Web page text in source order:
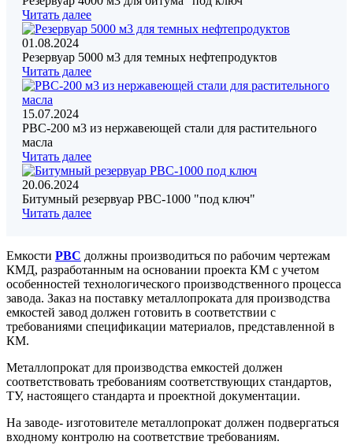
Читать далее
01.08.2024
Резервуар 5000 м3 для темных нефтепродуктов
Читать далее
15.07.2024
РВС-200 м3 из нержавеющей стали для растительного
масла
Читать далее
20.06.2024
Битумный резервуар РВС-1000 "под ключ"
Читать далее
Емкости РВС должны производиться по рабочим чертежам
КМД, разработанным на основании проекта КМ с учетом
особенностей технологического производственного процесса
завода. Заказ на поставку металлопроката для производства
емкостей завод должен готовить в соответствии с
требованиями спецификации материалов, представленной в
КМ.
Металлопрокат для производства емкостей должен
соответствовать требованиям соответствующих стандартов,
ТУ, настоящего стандарта и проектной документации.
На заводе- изготовителе металлопрокат должен подвергаться
входному контролю на соответствие требованиям.